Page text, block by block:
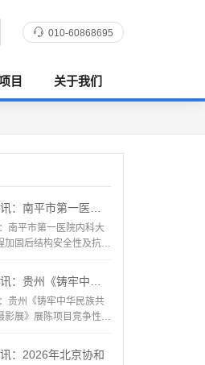
010-60868695
目 关于我们
南平市第一医院内科
南平市第一医院内科大
加固后结构安全性及抗震
贵州《铸牢中华民族
贵州《铸牢中华民族共
影展》展陈项目竞争性磋
：2026年北京协和